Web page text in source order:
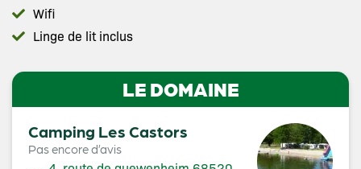
Wifi
Linge de lit inclus
LE DOMAINE
Camping Les Castors
Pas encore d’avis